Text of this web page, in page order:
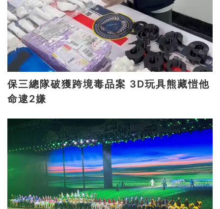
保三總隊破獲跨境毒品案 3D玩具熊藏愷他
命逮2嫌